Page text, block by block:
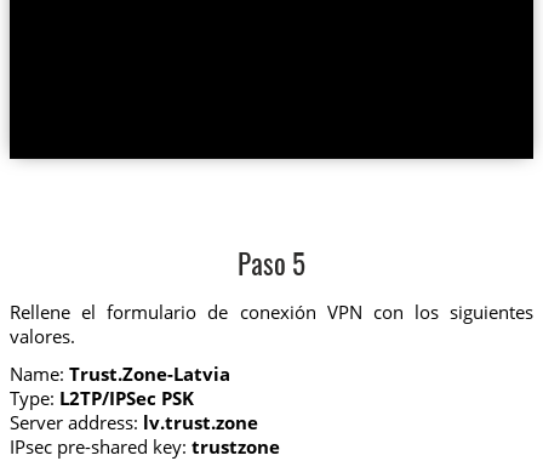
Paso 5
Rellene el formulario de conexión VPN con los siguientes
valores.
Name: Trust.Zone-Latvia
Type: L2TP/IPSec PSK
Server address: lv.trust.zone
IPsec pre-shared key: trustzone